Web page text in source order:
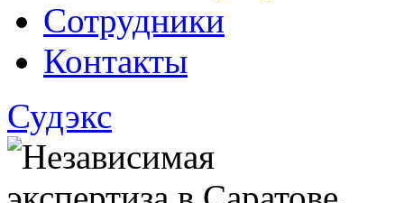
Сотрудники
Контакты
Судэкс